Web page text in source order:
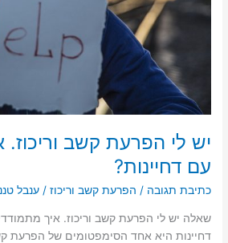
יש לי הפרעת קשב וריכוז.
עם דחיינות?
כתיבת תגובה / הפרעת קשב וריכוז /ענבל
שאלה יש לי הפרעת קשב וריכוז. איך
דחיינות היא אחד הסימפטומים של הפרעת
מתמודדים